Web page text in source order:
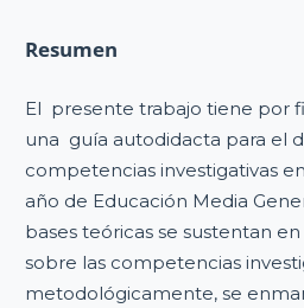
Resumen
El presente trabajo tiene por
una guía autodidacta para el
competencias investigativas
año de Educación Media
bases teóricas se sustentan
sobre las competencias
metodológicamente, se